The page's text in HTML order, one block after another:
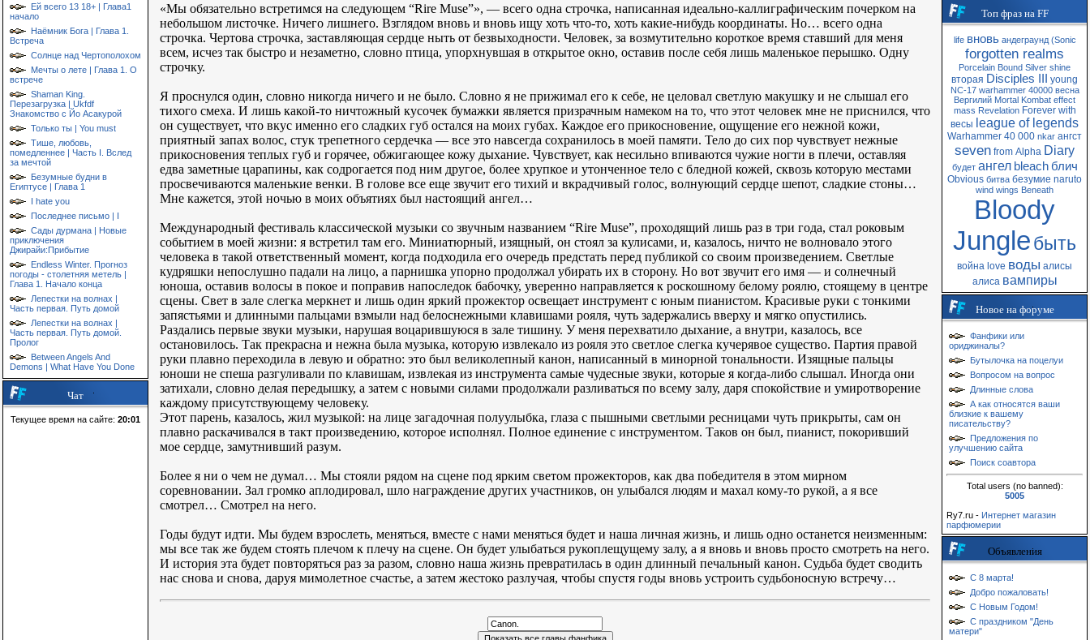
Ей всего 13 18+ | Глава1
начало
Наёмник Бога | Глава 1.
Встреча
Солнце над Чертополохом
Мечты о лете | Глава 1. О
встрече
Shaman King.
Перезагрузка | Ukfdf
Знакомство с Йо Асакурой
Только ты | You must
Тише, любовь,
помедленнее | Часть I. Вслед
за мечтой
Безумные будни в
Египтусе | Глава 1
I hate you
Последнее письмо | I
Сады дурмана | Новые
приключения
Джирайи:Прибытие
Endless Winter. Прогноз
погоды - столетняя метель |
Глава 1. Начало конца
Лепестки на волнах |
Часть первая. Путь домой
Лепестки на волнах |
Часть первая. Путь домой.
Пролог
Between Angels And
Demons | What Have You Done
Чат
Текущее время на сайте: 20:01
«Мы обязательно встретимся на следующем “Rire Muse”», — всего одна строчка, написанная идеально-каллиграфическим почерком на
небольшом листочке. Ничего лишнего. Взглядом вновь и вновь ищу хоть что-то, хоть какие-нибудь координаты. Но… всего одна
строчка. Чертова строчка, заставляющая сердце ныть от безвыходности. Человек, за возмутительно короткое время ставший для меня
всем, исчез так быстро и незаметно, словно птица, упорхнувшая в открытое окно, оставив после себя лишь маленькое перышко. Одну
строчку.
Я проснулся один, словно никогда ничего и не было. Словно я не прижимал его к себе, не целовал светлую макушку и не слышал его
тихого смеха. И лишь какой-то ничтожный кусочек бумажки является призрачным намеком на то, что этот человек мне не приснился, что
он существует, что вкус именно его сладких губ остался на моих губах. Каждое его прикосновение, ощущение его нежной кожи,
приятный запах волос, стук трепетного сердечка — все это навсегда сохранилось в моей памяти. Тело до сих пор чувствует нежные
прикосновения теплых губ и горячее, обжигающее кожу дыхание. Чувствует, как несильно впиваются чужие ногти в плечи, оставляя
едва заметные царапины, как содрогается под ним другое, более хрупкое и утонченное тело с бледной кожей, сквозь которую местами
просвечиваются маленькие венки. В голове все еще звучит его тихий и вкрадчивый голос, волнующий сердце шепот, сладкие стоны…
Мне кажется, этой ночью в моих объятиях был настоящий ангел…
Международный фестиваль классической музыки со звучным названием “Rire Muse”, проходящий лишь раз в три года, стал роковым
событием в моей жизни: я встретил там его. Миниатюрный, изящный, он стоял за кулисами, и, казалось, ничто не волновало этого
человека в такой ответственный момент, когда подходила его очередь предстать перед публикой со своим произведением. Светлые
кудряшки непослушно падали на лицо, а парнишка упорно продолжал убирать их в сторону. Но вот звучит его имя — и солнечный
юноша, оставив волосы в покое и поправив напоследок бабочку, уверенно направляется к роскошному белому роялю, стоящему в центре
сцены. Свет в зале слегка меркнет и лишь один яркий прожектор освещает инструмент с юным пианистом. Красивые руки с тонкими
запястьями и длинными пальцами взмыли над белоснежными клавишами рояля, чуть задержались вверху и мягко опустились.
Раздались первые звуки музыки, нарушая воцарившуюся в зале тишину. У меня перехватило дыхание, а внутри, казалось, все
остановилось. Так прекрасна и нежна была музыка, которую извлекало из рояля это светлое слегка кучерявое существо. Партия правой
руки плавно переходила в левую и обратно: это был великолепный канон, написанный в минорной тональности. Изящные пальцы
юноши не спеша разгуливали по клавишам, извлекая из инструмента самые чудесные звуки, которые я когда-либо слышал. Иногда они
затихали, словно делая передышку, а затем с новыми силами продолжали разливаться по всему залу, даря спокойствие и умиротворение
каждому присутствующему человеку.
Этот парень, казалось, жил музыкой: на лице загадочная полуулыбка, глаза с пышными светлыми ресницами чуть прикрыты, сам он
плавно раскачивался в такт произведению, которое исполнял. Полное единение с инструментом. Таков он был, пианист, покоривший
мое сердце, замутнивший разум.
Более я ни о чем не думал… Мы стояли рядом на сцене под ярким светом прожекторов, как два победителя в этом мирном
соревновании. Зал громко аплодировал, шло награждение других участников, он улыбался людям и махал кому-то рукой, а я все
смотрел… Смотрел на него.
Годы будут идти. Мы будем взрослеть, меняться, вместе с нами меняться будет и наша личная жизнь, и лишь одно останется неизменным:
мы все так же будем стоять плечом к плечу на сцене. Он будет улыбаться рукоплещущему залу, а я вновь и вновь просто смотреть на него.
И история эта будет повторяться раз за разом, словно наша жизнь превратилась в один длинный печальный канон. Судьба будет сводить
нас снова и снова, даруя мимолетное счастье, а затем жестоко разлучая, чтобы спустя годы вновь устроить судьбоносную встречу…
Топ фраз на FF
life вновь андеграунд (Sonic
forgotten realms
Porcelain Bound Silver shine
вторая Disciples III young
NC-17 warhammer 40000 весна
Вергилий Mortal Kombat effect
mass Revelation Forever with
весы league of legends
Warhammer 40 000 nkar ангст
seven from Alpha Diary
будет ангел bleach блич
Obvious битва безумие naruto
wind wings Beneath
Bloody
Jungleбыть
война love воды алисы
алиса вампиры
Новое на форуме
Фанфики или
ориджиналы?
Бутылочка на поцелуи
Вопросом на вопрос
Длинные слова
А как относятся ваши
близкие к вашему
писательству?
Предложения по
улучшению сайта
Поиск соавтора
Total users (no banned):
5005
Ry7.ru - Интернет магазин
парфюмерии
Объявления
С 8 марта!
Добро пожаловать!
С Новым Годом!
С праздником "День
матери"